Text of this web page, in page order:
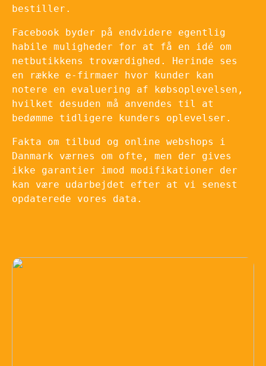
bestiller.
Facebook byder på endvidere egentlig
habile muligheder for at få en idé om
netbutikkens troværdighed. Herinde ses
en række e-firmaer hvor kunder kan
notere en evaluering af købsoplevelsen,
hvilket desuden må anvendes til at
bedømme tidligere kunders oplevelser.
Fakta om tilbud og online webshops i
Danmark værnes om ofte, men der gives
ikke garantier imod modifikationer der
kan være udarbejdet efter at vi senest
opdaterede vores data.